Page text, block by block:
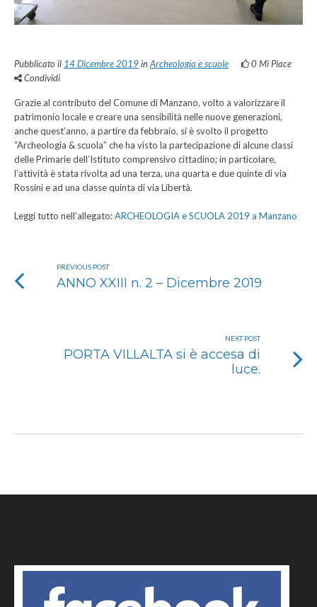
Pubblicato il 14 Dicembre 2019inArcheologia e scuole 0Mi Piace
Condividi
Grazie al contributo del Comune di Manzano, volto a valorizzare il
patrimonio locale e creare una sensibilità nelle nuove generazioni,
anche quest’anno, a partire da febbraio, si è svolto il progetto
“Archeologia & scuola” che ha visto la partecipazione di alcune classi
delle Primarie dell’Istituto comprensivo cittadino; in particolare,
l’attività è stata rivolta ad una terza, una quarta e due quinte di via
Rossini e ad una classe quinta di via Libertà.
Leggi tutto nell’allegato:ARCHEOLOGIA e SCUOLA 2019 a Manzano
PREVIOUS POST
ANNO XXIII n. 2 – Dicembre 2019
NEXT POST
PORTA VILLALTA si è accesa di
luce.